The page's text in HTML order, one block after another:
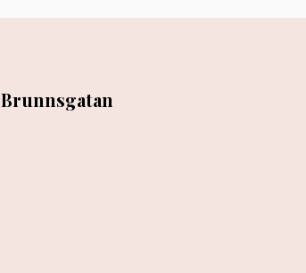
Brunnsgatan